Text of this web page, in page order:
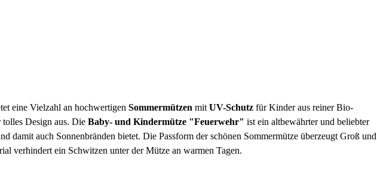
eine Vielzahl an hochwertigen Sommermützen mit UV-Schutz für Kinder aus reiner Bio-
Design aus. Die Baby- und Kindermütze "Feuerwehr" ist ein altbewährter und beliebter
damit auch Sonnenbränden bietet. Die Passform der schönen Sommermütze überzeugt Groß und
verhindert ein Schwitzen unter der Mütze an warmen Tagen.